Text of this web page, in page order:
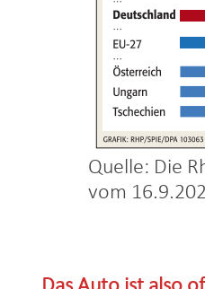
Quelle: Die
vom